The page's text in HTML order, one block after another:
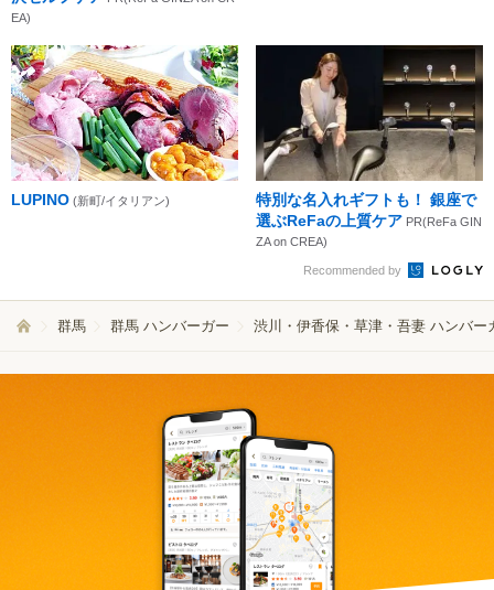
EA)
LUPINO (新町/イタリアン)
特別な名入れギフトも！ 銀座で
選ぶReFaの上質ケア PR(ReFa GIN
ZA on CREA)
Recommended by
群馬 群馬 ハンバーガー 渋川・伊香保・草津・吾妻 ハンバー